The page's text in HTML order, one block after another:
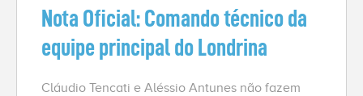
Nota Oficial: Comando técnico da
equipe principal do Londrina
Cláudio Tencati e Aléssio Antunes não fazem